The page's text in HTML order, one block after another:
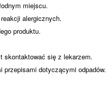
miejscu.
alergicznych.
produktu.
skontaktować się z lekarzem.
przepisami dotyczącymi odpadów.